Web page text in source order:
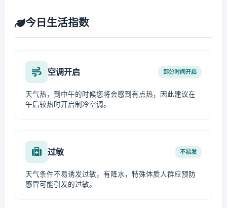
今日生活指数
空调开启 部分时间开启
天气热，到中午的时候您将会感到有点热，因此建议在
午后较热时开启制冷空调。
过敏 不易发
天气条件不易诱发过敏，有降水，特殊体质人群应预防
感冒可能引发的过敏。